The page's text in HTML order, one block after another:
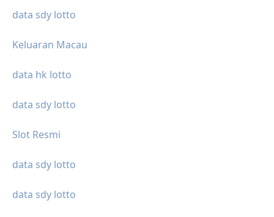
data sdy lotto
Keluaran Macau
data hk lotto
data sdy lotto
Slot Resmi
data sdy lotto
data sdy lotto